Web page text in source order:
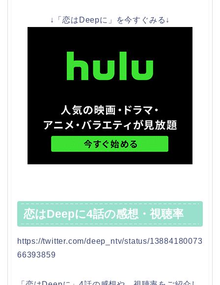
↓「恋はDeepに」を今すぐみる↓
恋はDeepに4話の感想・視聴率
https://twitter.com/deep_ntv/status/13884180073
66393859